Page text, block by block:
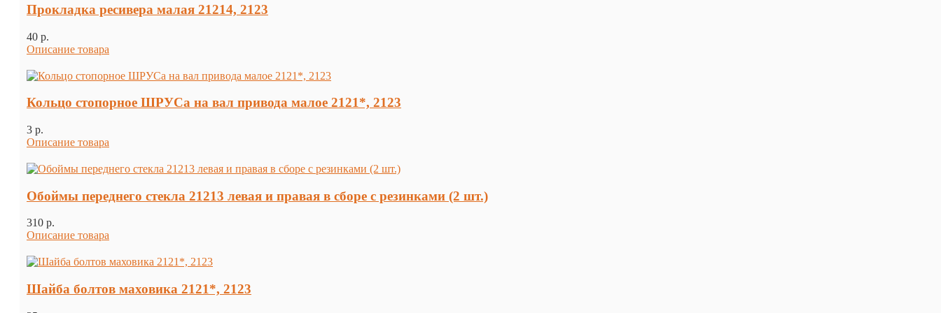
Прокладка ресивера малая 21214, 2123
40 p.
Описание товара
Кольцо стопорное ШРУСа на вал привода малое 2121*, 2123
3 p.
Описание товара
Обоймы переднего стекла 21213 левая и правая в сборе с резинками (2 шт.)
310 p.
Описание товара
Шайба болтов маховика 2121*, 2123